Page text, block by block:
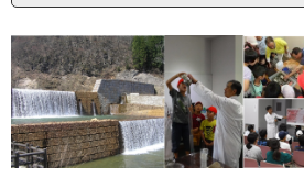
へ